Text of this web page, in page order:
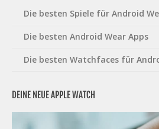
Die besten Spiele für Android
Die besten Android Wear Apps
Die besten Watchfaces für
DEINE NEUE APPLE WATCH